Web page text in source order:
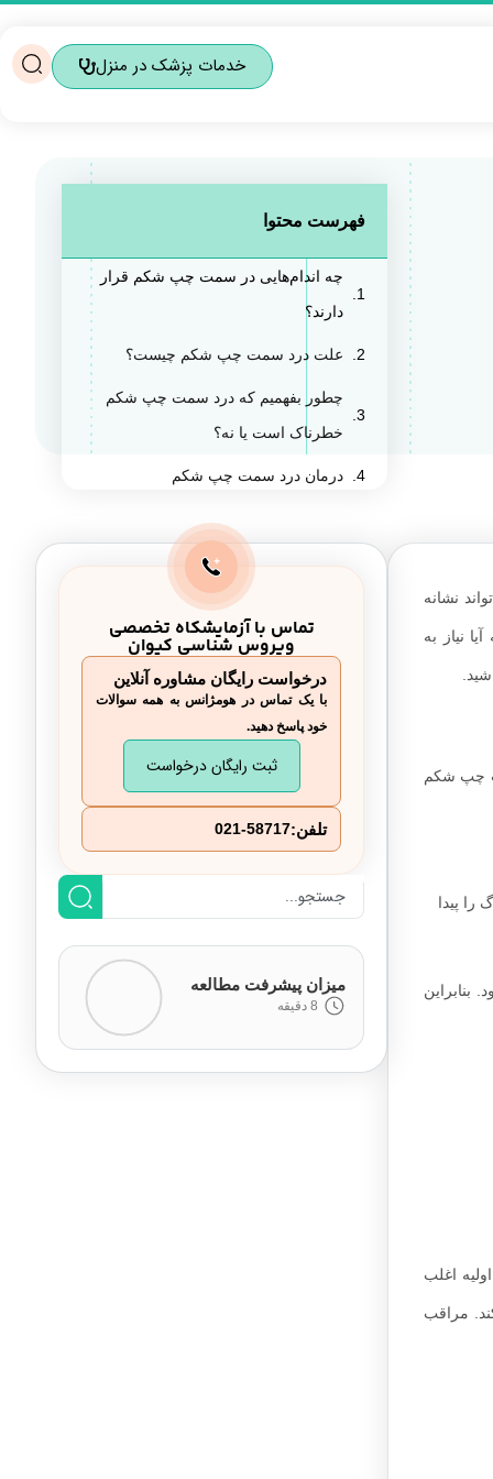
خدمات پزشک در منزل
فهرست محتوا
چه اندام‌هایی در سمت چپ شکم قرار
دارند؟
علت درد سمت چپ شکم چیست؟
چطور بفهمیم که درد سمت چپ شکم
خطرناک است یا نه؟
درمان درد سمت چپ شکم
نشانه
نیاز به
چپ شکم
پیدا
اغلب
مراقب
تماس با آزمایشکاه تخصصی
ویروس شناسی کیوان
درخواست رایگان مشاوره آنلاین
با یک تماس در هومژانس به همه سوالات
خود پاسخ دهید.
ثبت رایگان درخواست
تلفن:021-58717
میزان پیشرفت مطالعه
8 دقیقه